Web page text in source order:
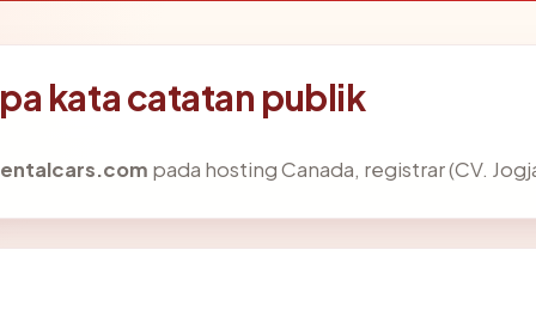
kata catatan publik
pada hosting Canada, registrar (CV.